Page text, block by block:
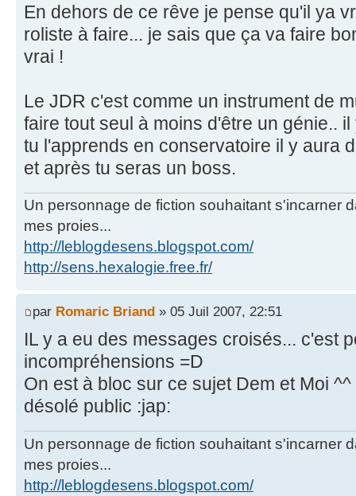
En dehors de ce rêve je pense qu'il ya
roliste à faire... je sais que ça va faire
vrai !
Le JDR c'est comme un instrument de
faire tout seul à moins d'être un génie..
tu l'apprends en conservatoire il y aura
et après tu seras un boss.
Un personnage de fiction souhaitant s'incarner
mes proies...
http://leblogdesens.blogspot.com/
http://sens.hexalogie.free.fr/
par Romaric Briand » 05 Juil 2007, 22:51
IL y a eu des messages croisés... c'est
incompréhensions =D
On est à bloc sur ce sujet Dem et Moi ^^
désolé public :jap:
Un personnage de fiction souhaitant s'incarner
mes proies...
http://leblogdesens.blogspot.com/